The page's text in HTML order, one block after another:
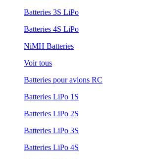
Batteries 3S LiPo
Batteries 4S LiPo
NiMH Batteries
Voir tous
Batteries pour avions RC
Batteries LiPo 1S
Batteries LiPo 2S
Batteries LiPo 3S
Batteries LiPo 4S